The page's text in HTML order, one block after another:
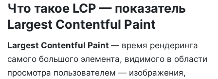
Что такое LCP — показатель
Largest Contentful Paint
Largest Contentful Paint — время рендеринга
самого большого элемента, видимого в области
просмотра пользователем — изображения,